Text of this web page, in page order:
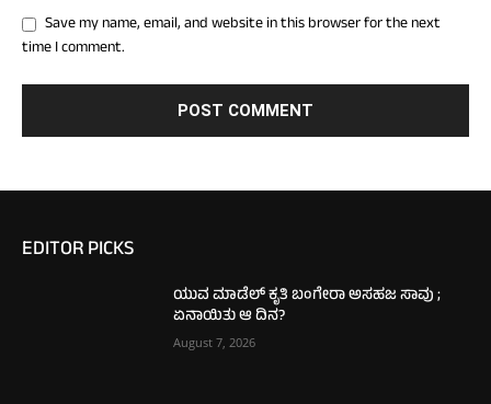
Save my name, email, and website in this browser for the next
time I comment.
EDITOR PICKS
ಯುವ ಮಾಡೆಲ್ ಕೃತಿ ಬಂಗೇರಾ ಅಸಹಜ ಸಾವು ;
ಏನಾಯಿತು ಆ ದಿನ?
August 7, 2026